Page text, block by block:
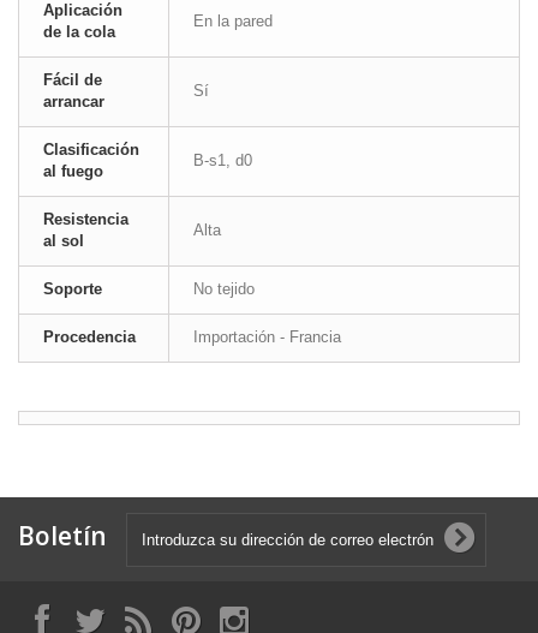
Aplicación
de la cola
En la pared
Fácil de
arrancar
Sí
Clasificación
al fuego
B-s1, d0
Resistencia
al sol
Alta
Soporte No tejido
Procedencia Importación - Francia
Boletín